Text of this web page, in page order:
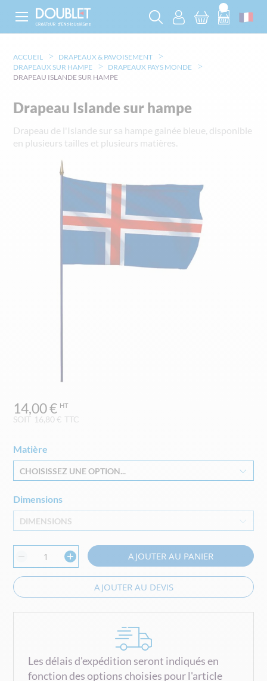
ACCUEIL
DRAPEAUX & PAVOISEMENT
DRAPEAUX SUR HAMPE
DRAPEAUX PAYS MONDE
DRAPEAU ISLANDE SUR HAMPE
SOIT 16,80 € TTC
14,00 €
Matière
CHOISISSEZ UNE OPTION...
Dimensions
DIMENSIONS
AJOUTER AU PANIER
AJOUTER AU DEVIS
Les délais d'expédition seront indiqués en
fonction des options choisies pour l'article
Drapeau Islande sur hampe
Drapeau de l'Islande sur sa hampe gainée bleue, disponible
en plusieurs tailles et plusieurs matières.
to
the
the
gallery